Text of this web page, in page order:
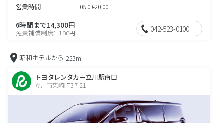
営業時間 08:00-20:00
6時間まで14,300円
免責補償制度1,100円 042-523-0100
昭和ホテルから 223m
トヨタレンタカー立川駅南口
立川市柴崎町3-7-21